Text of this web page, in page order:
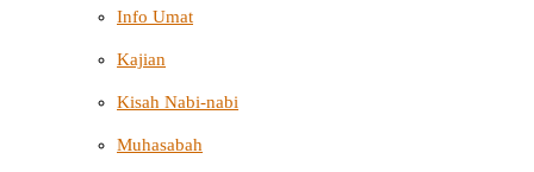
Info Umat
Kajian
Kisah Nabi-nabi
Muhasabah